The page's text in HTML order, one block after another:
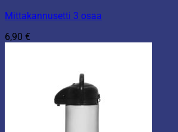
Mittakannusetti 3 osaa
6,90 €